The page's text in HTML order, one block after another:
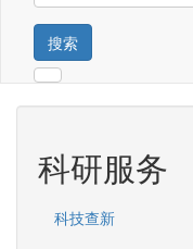
搜索
科研服务
科技查新